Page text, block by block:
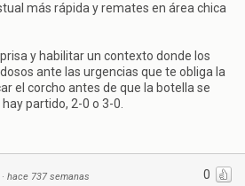
más rápida y remates en área chica
y habilitar un contexto donde los
ante las urgencias que te obliga la
el corcho antes de que la botella se
partido, 2-0 o 3-0.
0
· hace 737 semanas